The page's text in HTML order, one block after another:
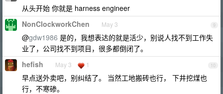
从头开始 你就是 harness engineer
9
NonClockworkChen May 3
@gdw1986 是的，我想表达的就是活少，别说人找不到工作失
业了，公司找不到项目，很多都倒闭了。
10
hefish May 3 1
早点送外卖吧，别纠结了。 当然工地搬砖也行， 下井挖煤也
行，不寒碜。